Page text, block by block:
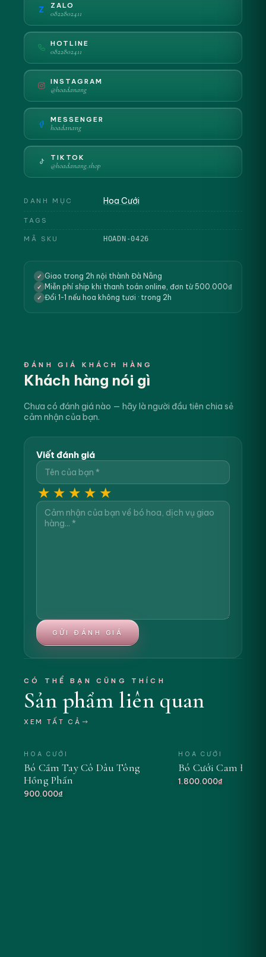
Z ZALO
0822802411
HOTLINE
0822802411
INSTAGRAM
@hoadanang
MESSENGER
hoadanang
TIKTOK
@hoadanang.shop
DANH MỤC Hoa Cưới
TAGS
MÃ SKU HOADN-0426
✓ Giao trong 2h nội thành Đà Nẵng
✓ Miễn phí ship khi thanh toán online, đơn từ 500.000₫
✓ Đổi 1-1 nếu hoa không tươi · trong 2h
ĐÁNH GIÁ KHÁCH HÀNG
Khách hàng nói gì
Chưa có đánh giá nào — hãy là người đầu tiên chia sẻ
cảm nhận của bạn.
Viết đánh giá
★ ★ ★ ★ ★
GỬI ĐÁNH GIÁ
CÓ THỂ BẠN CŨNG THÍCH
Sản phẩm liên quan
XEM TẤT CẢ
HOA CƯỚI
Bó Cầm Tay Cô Dâu Tông
Hồng Phấn
900.000₫
HOA CƯỚI
Bó Cưới Cam Đào
1.800.000₫